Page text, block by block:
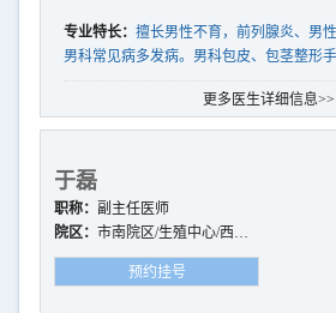
专业特长： 擅长男性不育，前列腺炎、男
男科常见病多发病。男科包皮、包茎整形
查、前列腺炎治疗等男科治疗
更多医生详细信息>>
于磊
职称： 副主任医师
院区：市南院区/生殖中心/西海
岸院区/崂山院区
预约挂号